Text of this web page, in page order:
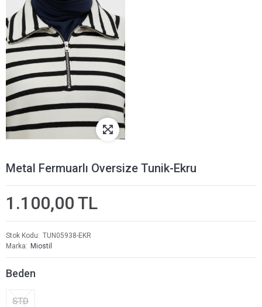
Metal Fermuarlı Oversize Tunik-Ekru
1.100,00 TL
Stok Kodu
TUN05938-EKR
Marka
Miostil
Beden
STD